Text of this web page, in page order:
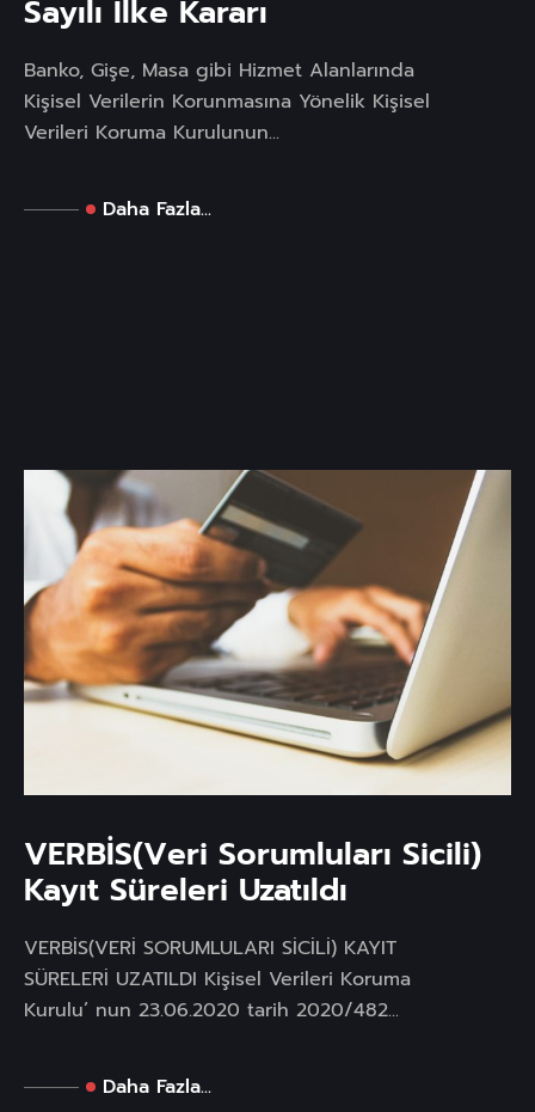
Sayılı İlke Kararı
Banko, Gişe, Masa gibi Hizmet Alanlarında
Kişisel Verilerin Korunmasına Yönelik Kişisel
Verileri Koruma Kurulunun...
Daha Fazla...
VERBİS(Veri Sorumluları Sicili)
Kayıt Süreleri Uzatıldı
VERBİS(VERİ SORUMLULARI SİCİLİ) KAYIT
SÜRELERİ UZATILDI Kişisel Verileri Koruma
Kurulu’ nun 23.06.2020 tarih 2020/482...
Daha Fazla...